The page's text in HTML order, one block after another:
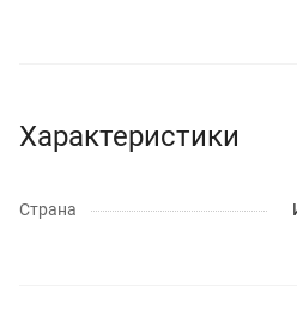
Характеристики
Страна